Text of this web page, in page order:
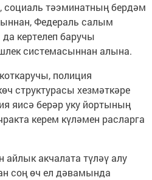
тәэминатның бердәм
Федераль салым
кертелеп баручы
системасыннан алына.
полиция
структурасы хезмәткәре
яисә берәр уку йортының
керем күләмен расларга
айлык акчалата түләү алу
соң өч ел дәвамында